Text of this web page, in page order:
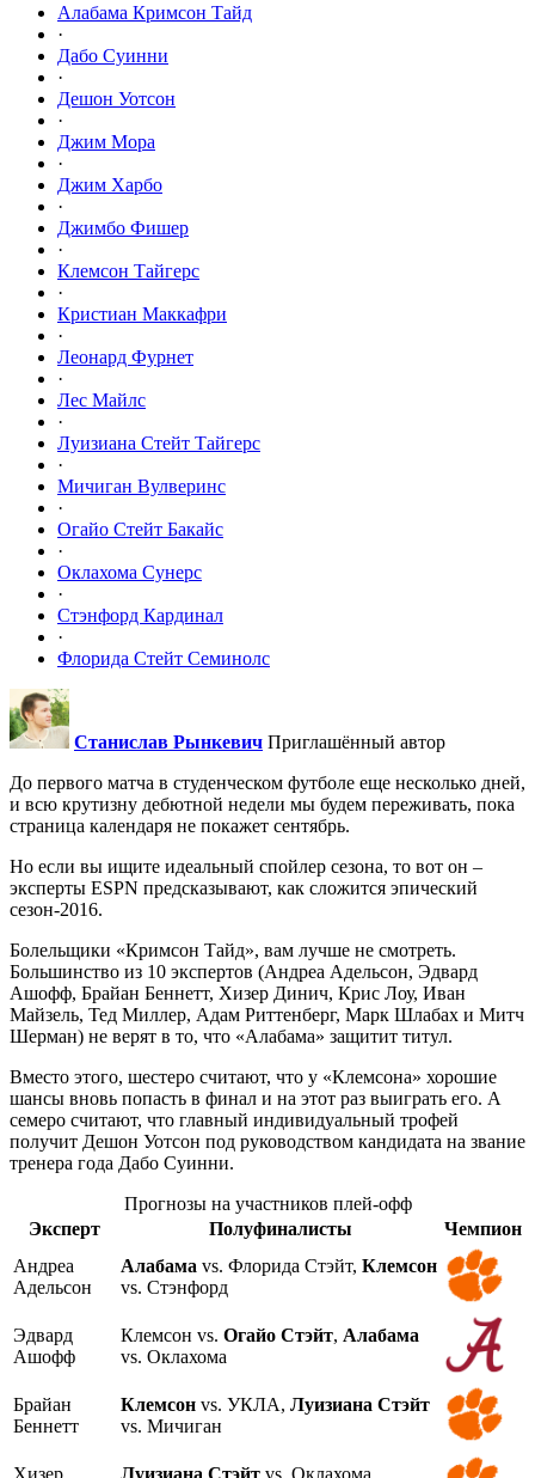
Алабама Кримсон Тайд
·
Дабо Суинни
·
Дешон Уотсон
·
Джим Мора
·
Джим Харбо
·
Джимбо Фишер
·
Клемсон Тайгерс
·
Кристиан Маккафри
·
Леонард Фурнет
·
Лес Майлс
·
Луизиана Стейт Тайгерс
·
Мичиган Вулверинс
·
Огайо Стейт Бакайс
·
Оклахома Сунерс
·
Стэнфорд Кардинал
·
Флорида Стейт Семинолс
Станислав Рынкевич Приглашённый автор
До первого матча в студенческом футболе еще несколько дней,
и всю крутизну дебютной недели мы будем переживать, пока
страница календаря не покажет сентябрь.
Но если вы ищите идеальный спойлер сезона, то вот он –
эксперты ESPN предсказывают, как сложится эпический
сезон-2016.
Болельщики «Кримсон Тайд», вам лучше не смотреть.
Большинство из 10 экспертов (Андреа Адельсон, Эдвард
Ашофф, Брайан Беннетт, Хизер Динич, Крис Лоу, Иван
Майзель, Тед Миллер, Адам Риттенберг, Марк Шлабах и Митч
Шерман) не верят в то, что «Алабама» защитит титул.
Вместо этого, шестеро считают, что у «Клемсона» хорошие
шансы вновь попасть в финал и на этот раз выиграть его. А
семеро считают, что главный индивидуальный трофей
получит Дешон Уотсон под руководством кандидата на звание
тренера года Дабо Суинни.
Прогнозы на участников плей-офф
Эксперт
Полуфиналисты
Чемпион
Андреа
Адельсон
Алабама vs. Флорида Стэйт, Клемсон
vs. Стэнфорд
Эдвард
Ашофф
Клемсон vs. Огайо Стэйт, Алабама
vs. Оклахома
Брайан
Беннетт
Клемсон vs. УКЛА, Луизиана Стэйт
vs. Мичиган
Хизер Луизиана Стэйт vs. Оклахома,